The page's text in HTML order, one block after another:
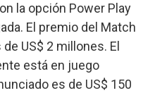
la opción Power Play
El premio del Match
US$ 2 millones. El
está en juego
es de US$ 150